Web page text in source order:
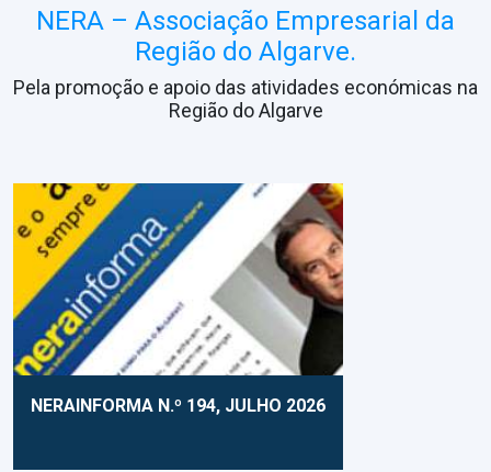
NERA – Associação Empresarial da
Região do Algarve.
Pela promoção e apoio das atividades económicas na
Região do Algarve
NERAINFORMA N.º 194, JULHO 2026